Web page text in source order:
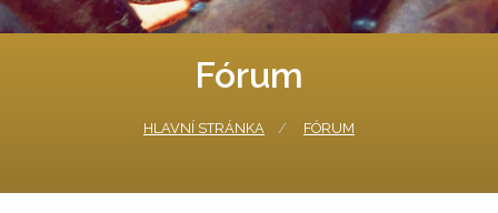
Fórum
HLAVNÍ STRÁNKA FÓRUM